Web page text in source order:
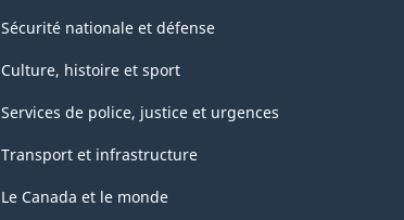
Sécurité nationale et défense
Culture, histoire et sport
Services de police, justice et urgences
Transport et infrastructure
Le Canada et le monde